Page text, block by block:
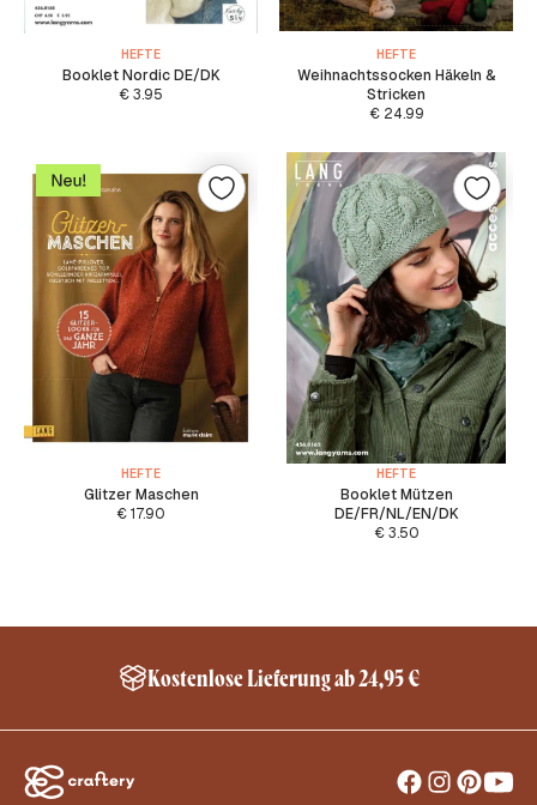
HEFTE
Booklet Nordic DE/DK
€3.95
HEFTE
Weihnachtssocken Häkeln &
Stricken
€24.99
HEFTE
Glitzer Maschen
€17.90
HEFTE
Booklet Mützen
DE/FR/NL/EN/DK
€3.50
Kostenlose Lieferung ab 24,95 €